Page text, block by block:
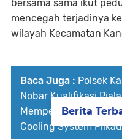
bersama sama ikut
mencegah terjadinya
wilayah Kecamatan
Baca Juga : Polsek
Nobar Kualifikasi
Mempererat
Cooling System
Berita